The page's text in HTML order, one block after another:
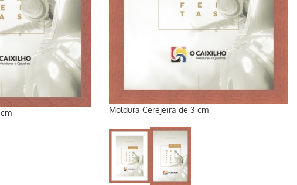
Moldura Cerejeira de 3 cm